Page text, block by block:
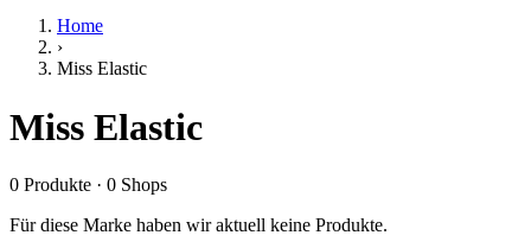
Home
›
Miss Elastic
Miss Elastic
0 Produkte · 0 Shops
Für diese Marke haben wir aktuell keine Produkte.